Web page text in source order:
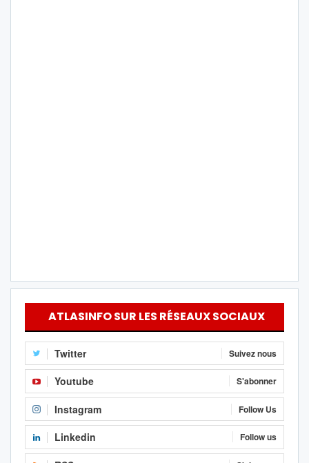
ATLASINFO SUR LES RÉSEAUX SOCIAUX
Twitter Suivez nous
Youtube S'abonner
Instagram Follow Us
Linkedin Follow us